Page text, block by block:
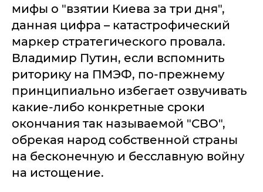
мифы о "взятии Киева за три дня",
данная цифра – катастрофический
маркер стратегического провала.
Владимир Путин, если вспомнить
риторику на ПМЭФ, по-прежнему
принципиально избегает озвучивать
какие-либо конкретные сроки
окончания так называемой "СВО",
обрекая народ собственной страны
на бесконечную и бесславную войну
на истощение.